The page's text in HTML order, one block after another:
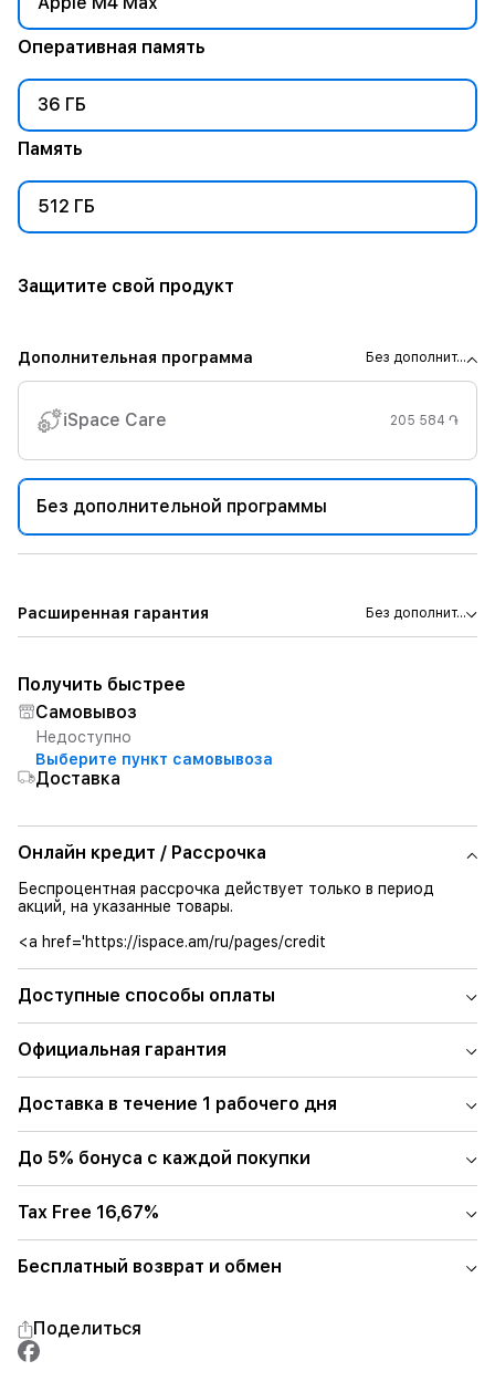
Оперативная память
36 ГБ
Память
512 ГБ
Защитите свой продукт
Дополнительная программа Без дополнит...
iSpace Care 205 584 ֏
Без дополнительной программы
Расширенная гарантия Без дополнит...
Получить быстрее
Самовывоз
Недоступно
Выберите пункт самовывоза
Доставка
Онлайн кредит / Рассрочка
Беспроцентная рассрочка действует только в период
акций, на указанные товары.
<a href='https://ispace.am/ru/pages/credit
Доступные способы оплаты
Официальная гарантия
Доставка в течение 1 рабочего дня
До 5% бонуса с каждой покупки
Tax Free 16,67%
Бесплатный возврат и обмен
Поделиться